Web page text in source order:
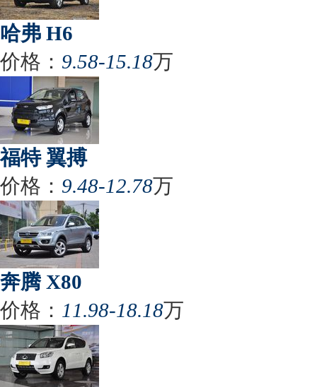
哈弗 H6
价格： 9.58-15.18万
福特 翼搏
价格： 9.48-12.78万
奔腾 X80
价格： 11.98-18.18万